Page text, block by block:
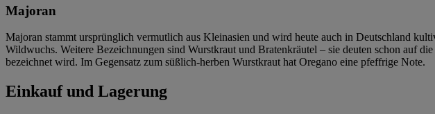
Majoran
Majoran stammt ursprünglich vermutlich aus Kleinasien und wird heute auch in Deutschland
Wildwuchs. Weitere Bezeichnungen sind Wurstkraut und Bratenkräutel – sie deuten schon auf
bezeichnet wird. Im Gegensatz zum süßlich-herben Wurstkraut hat Oregano eine pfeffrige Note.
Einkauf und Lagerung